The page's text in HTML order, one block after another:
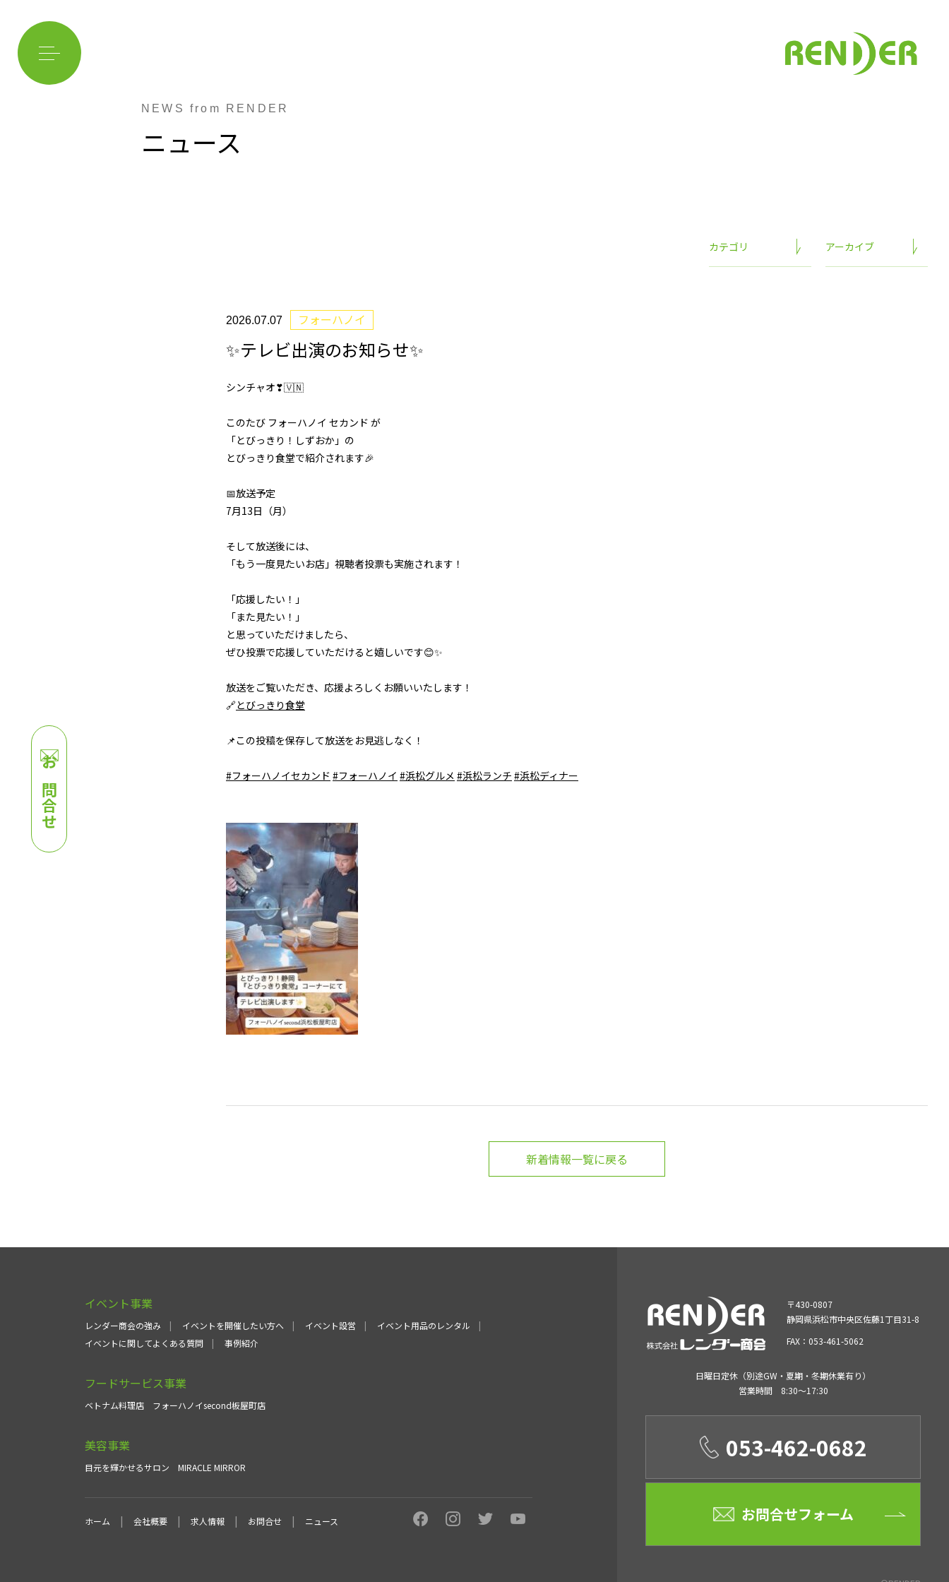
お問合せ
NEWS from RENDER
ニュース
カテゴリ アーカイブ
2026.07.07 フォーハノイ
✨テレビ出演のお知らせ✨
シンチャオ❣🇻🇳
このたび フォーハノイ セカンド が
「とびっきり！しずおか」の
とびっきり食堂で紹介されます🎉
📅放送予定
7月13日（月）
そして放送後には、
「もう一度見たいお店」視聴者投票も実施されます！
「応援したい！」
「また見たい！」
と思っていただけましたら、
ぜひ投票で応援していただけると嬉しいです😊✨
放送をご覧いただき、応援よろしくお願いいたします！
🔗とびっきり食堂
📌この投稿を保存して放送をお見逃しなく！
#フォーハノイセカンド #フォーハノイ #浜松グルメ #浜松ランチ #浜松ディナー
新着情報一覧に戻る
イベント事業
レンダー商会の強み イベントを開催したい方へ イベント設営
イベント用品のレンタル
イベントに関してよくある質問
事例紹介
フードサービス事業
ベトナム料理店 フォーハノイsecond板屋町店
美容事業
目元を輝かせるサロン MIRACLE MIRROR
ホーム 会社概要 求人情報 お問合せ ニュース
〒430-0807
静岡県浜松市中央区佐藤1丁目31-8
FAX：053-461-5062
日曜日定休（別途GW・夏期・冬期休業有り）
営業時間 8:30～17:30
053-462-0682
お問合せフォーム